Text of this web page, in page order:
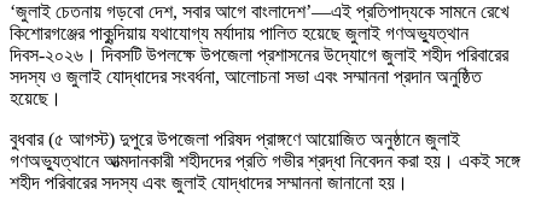
‘জুলাই চেতনায় গড়বো দেশ, সবার আগে বাংলাদেশ’—এই প্রতিপাদ্যকে সামনে রেখে
কিশোরগঞ্জের পাকুন্দিয়ায় যথাযোগ্য মর্যাদায় পালিত হয়েছে জুলাই গণঅভ্যুত্থান
দিবস-২০২৬। দিবসটি উপলক্ষে উপজেলা প্রশাসনের উদ্যোগে জুলাই শহীদ পরিবারের
সদস্য ও জুলাই যোদ্ধাদের সংবর্ধনা, আলোচনা সভা এবং সম্মাননা প্রদান অনুষ্ঠিত
হয়েছে।
বুধবার (৫ আগস্ট) দুপুরে উপজেলা পরিষদ প্রাঙ্গণে আয়োজিত অনুষ্ঠানে জুলাই
গণঅভ্যুত্থানে আত্মদানকারী শহীদদের প্রতি গভীর শ্রদ্ধা নিবেদন করা হয়। একই সঙ্গে
শহীদ পরিবারের সদস্য এবং জুলাই যোদ্ধাদের সম্মাননা জানানো হয়।